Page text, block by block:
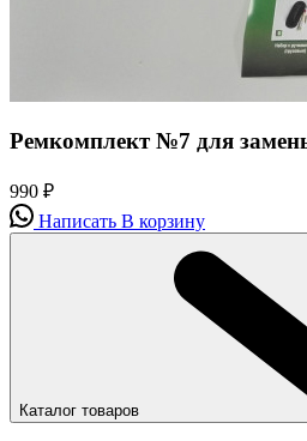
Ремкомплект №7 для
990 ₽
Написать В корзину
Каталог товаров